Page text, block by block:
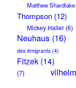
Matthew Shardlake
Thompson(12)
Mickey Haller(6)
Neuhaus(16)
des émigrants(4)
Fitzek(14)
(7)